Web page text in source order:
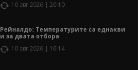
10 авг 2026 | 20:10
Рейналдо: Температурите са еднакви
и за двата отбора
10 авг 2026 | 16:14